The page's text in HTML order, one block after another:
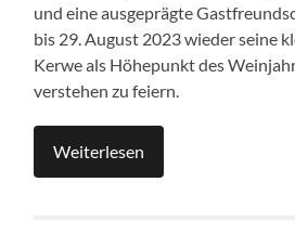
und eine ausgeprägte
bis 29. August 2023 wieder seine
Kerwe als Höhepunkt des
verstehen zu feiern.
Weiterlesen